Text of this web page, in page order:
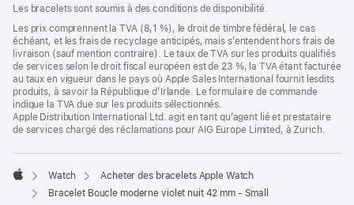
Les bracelets sont soumis à des conditions de disponibilité.
Les prix comprennent la TVA (8,1 %), le droit de timbre fédéral, le cas
échéant, et les frais de recyclage anticipés, mais s’entendent hors frais de
livraison (sauf mention contraire). Le taux de TVA sur les produits qualifiés
de services selon le droit fiscal européen est de 23 %, la TVA étant facturée
au taux en vigueur dans le pays où Apple Sales International fournit lesdits
produits, à savoir la République d’Irlande. Le formulaire de commande
indique la TVA due sur les produits sélectionnés.
Apple Distribution International Ltd. agit en tant qu’agent lié et prestataire
de services chargé des réclamations pour AIG Europe Limited, à Zurich.
Apple
Watch
Acheter des bracelets Apple Watch
Bracelet Boucle moderne violet nuit 42 mm - Small